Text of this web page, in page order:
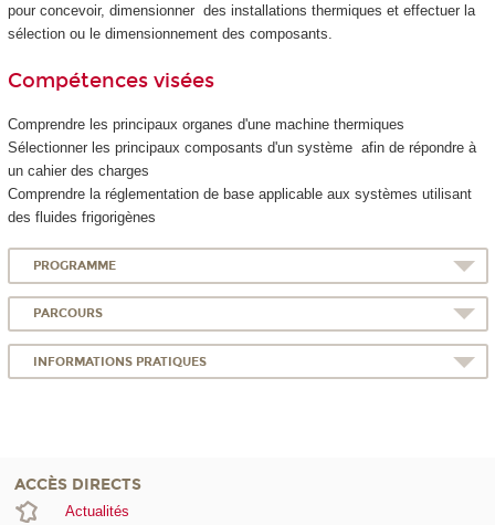
pour concevoir, dimensionner des installations thermiques et effectuer la
sélection ou le dimensionnement des composants.
Compétences visées
Comprendre les principaux organes d'une machine thermiques
Sélectionner les principaux composants d'un système afin de répondre à
un cahier des charges
Comprendre la réglementation de base applicable aux systèmes utilisant
des fluides frigorigènes
PROGRAMME
PARCOURS
INFORMATIONS PRATIQUES
ACCÈS DIRECTS
Actualités